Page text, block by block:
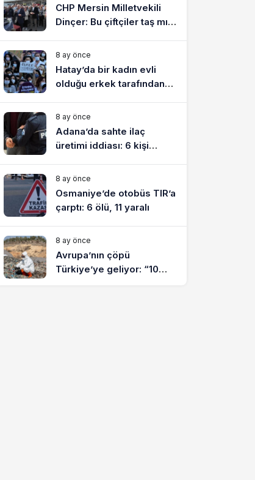
CHP Mersin Milletvekili
Dinçer: Bu çiftçiler taş mı
8 ay önce
Hatay’da bir kadın evli
olduğu erkek tarafından
8 ay önce
Adana’da sahte ilaç
üretimi iddiası: 6 kişi
8 ay önce
Osmaniye’de otobüs TIR’a
çarptı: 6 ölü, 11 yaralı
8 ay önce
Avrupa’nın çöpü
Türkiye’ye geliyor: “10